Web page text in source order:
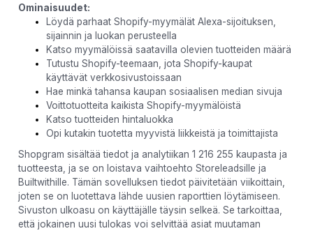
Ominaisuudet:
Löydä parhaat Shopify-myymälät Alexa-sijoituksen,
sijainnin ja luokan perusteella
Katso myymälöissä saatavilla olevien tuotteiden määrä
Tutustu Shopify-teemaan, jota Shopify-kaupat
käyttävät verkkosivustoissaan
Hae minkä tahansa kaupan sosiaalisen median sivuja
Voittotuotteita kaikista Shopify-myymälöistä
Katso tuotteiden hintaluokka
Opi kutakin tuotetta myyvistä liikkeistä ja toimittajista
Shopgram sisältää tiedot ja analytiikan 1 216 255 kaupasta ja
tuotteesta, ja se on loistava vaihtoehto Storeleadsille ja
Builtwithille. Tämän sovelluksen tiedot päivitetään viikoittain,
joten se on luotettava lähde uusien raporttien löytämiseen.
Sivuston ulkoasu on käyttäjälle täysin selkeä. Se tarkoittaa,
että jokainen uusi tulokas voi selvittää asiat muutaman